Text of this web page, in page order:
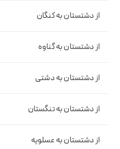
از دشتستان به کنگان
از دشتستان به گناوه
از دشتستان به دشتی
از دشتستان به تنگستان
از دشتستان به عسلویه